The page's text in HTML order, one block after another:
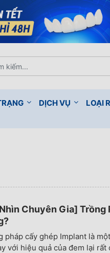
DỊCH VỤ LOẠI
Chuyên Gia] Trồng
pháp cấy ghép Implant là
với hiệu quả của đem lại rất